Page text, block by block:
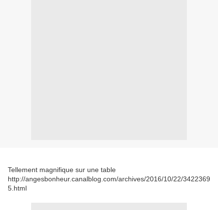
Tellement magnifique sur une table
http://angesbonheur.canalblog.com/archives/2016/10/22/3422369
5.html